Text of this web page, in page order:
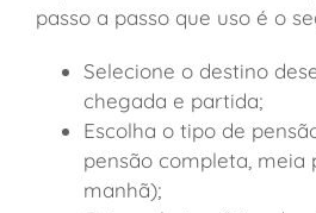
passo a passo que uso é o
Selecione o destino
chegada e partida;
Escolha o tipo de
pensão completa, meia
manhã);